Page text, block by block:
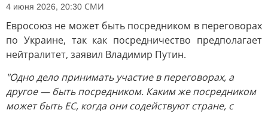
4 июня 2026, 20:30 СМИ
Евросоюз не может быть посредником в переговорах
по Украине, так как посредничество предполагает
нейтралитет, заявил Владимир Путин.
"Одно дело принимать участие в переговорах, а
другое — быть посредником. Каким же посредником
может быть ЕС, когда они содействуют стране, с